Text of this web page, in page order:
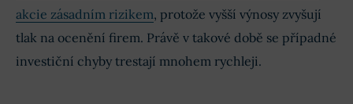
akcie zásadním rizikem, protože vyšší výnosy zvyšují
tlak na ocenění firem. Právě v takové době se případné
investiční chyby trestají mnohem rychleji.